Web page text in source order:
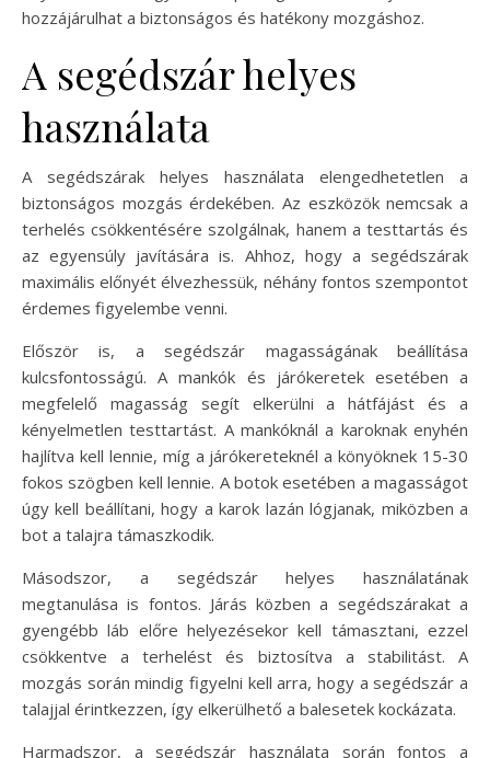
hozzájárulhat a biztonságos és hatékony mozgáshoz.
A segédszár helyes
használata
A segédszárak helyes használata elengedhetetlen a
biztonságos mozgás érdekében. Az eszközök nemcsak a
terhelés csökkentésére szolgálnak, hanem a testtartás és
az egyensúly javítására is. Ahhoz, hogy a segédszárak
maximális előnyét élvezhessük, néhány fontos szempontot
érdemes figyelembe venni.
Először is, a segédszár magasságának beállítása
kulcsfontosságú. A mankók és járókeretek esetében a
megfelelő magasság segít elkerülni a hátfájást és a
kényelmetlen testtartást. A mankóknál a karoknak enyhén
hajlítva kell lennie, míg a járókereteknél a könyöknek 15-30
fokos szögben kell lennie. A botok esetében a magasságot
úgy kell beállítani, hogy a karok lazán lógjanak, miközben a
bot a talajra támaszkodik.
Másodszor, a segédszár helyes használatának
megtanulása is fontos. Járás közben a segédszárakat a
gyengébb láb előre helyezésekor kell támasztani, ezzel
csökkentve a terhelést és biztosítva a stabilitást. A
mozgás során mindig figyelni kell arra, hogy a segédszár a
talajjal érintkezzen, így elkerülhető a balesetek kockázata.
Harmadszor, a segédszár használata során fontos a